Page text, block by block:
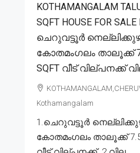
KOTHAMANGALAM
SQFT HOUSE FOR
ചെറുവട്ടൂർ
കോതമംഗലം താലൂക്ക്
SQFT വീട് വില്പനക്ക്
Kothamangalam
1.ചെറുവട്ടൂർ
കോതമംഗലം താലൂക്ക് 7.5